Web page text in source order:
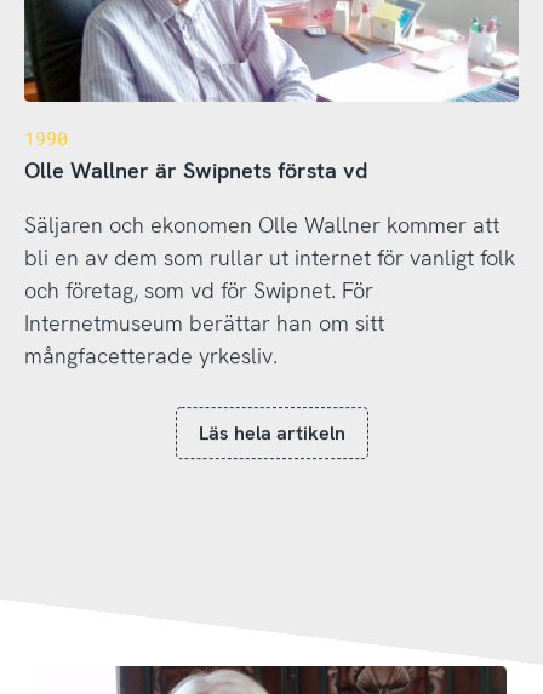
1990
Olle Wallner är Swipnets första vd
Säljaren och ekonomen Olle Wallner kommer att
bli en av dem som rullar ut internet för vanligt folk
och företag, som vd för Swipnet. För
Internetmuseum berättar han om sitt
mångfacetterade yrkesliv.
Läs hela artikeln